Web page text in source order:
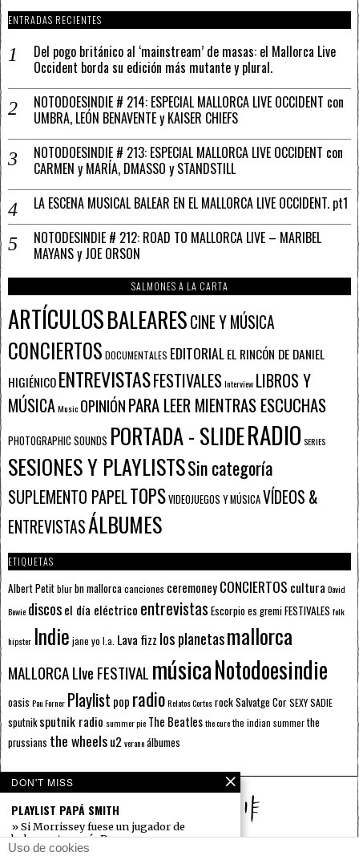
ENTRADAS RECIENTES
Del pogo británico al ‘mainstream’ de masas: el Mallorca Live
Occident borda su edición más mutante y plural.
NOTODOESINDIE # 214: ESPECIAL MALLORCA LIVE OCCIDENT con
UMBRA, LEÓN BENAVENTE y KAISER CHIEFS
NOTODOESINDIE # 213: ESPECIAL MALLORCA LIVE OCCIDENT con
CARMEN y MARÍA, DMASSO y STANDSTILL
LA ESCENA MUSICAL BALEAR EN EL MALLORCA LIVE OCCIDENT. pt1
NOTODESINDIE # 212: ROAD TO MALLORCA LIVE – MARIBEL
MAYANS y JOE ORSON
SALMONES A LA CARTA
ARTÍCULOSBALEARESCINE Y MÚSICA
CONCIERTOS DOCUMENTALES EDITORIALEL RINCÓN DE DANIEL
HIGIÉNICOENTREVISTASFESTIVALESInterview LIBROS Y
MÚSICAMusic OPINIÓNPARA LEER MIENTRAS ESCUCHAS
PHOTOGRAPHIC SOUNDS PORTADA - SLIDERADIO SERIES
SESIONES Y PLAYLISTSSin categoría
SUPLEMENTO PAPELTOPSVIDEOJUEGOS Y MÚSICAVÍDEOS &
ENTREVISTASÁLBUMES
ETIQUETAS
Albert Petitblurbn mallorcacanciones ceremoneyCONCIERTOS cultura David
Bowie discosel día eléctrico entrevistas Escorpioes gremiFESTIVALES folk
hipster Indie jane yo l.a. Lava fizz los planetasmallorca
MALLORCA LIve FESTIVAL músicaNotodoesindie
oasis Pau Forner Playlist pop radioRelatos CortosrockSalvatge CorSEXY SADIE
sputnik sputnik radio summer pie The Beatlesthe curethe indian summerthe
prussians the wheelsu2 veranoálbumes
Uso de cookies
DON'T MISS
PLAYLIST PAPÁ SMITH
» Si Morrissey fuese un jugador de
baloncesto, sería Drazen